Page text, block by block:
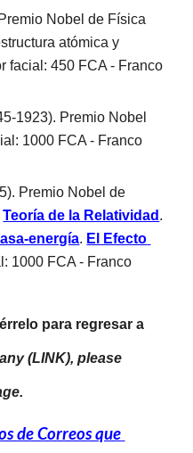
Nobel de Física
facial: 450 FCA - Franco
1923). Premio Nobel
1000 FCA - Franco
Premio Nobel de
Teoría de la Relatividad
energía. El Efecto
1000 FCA - Franco
para regresar a
(LINK), please
de Correos que